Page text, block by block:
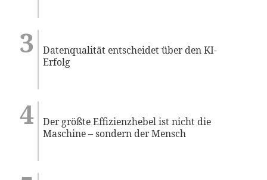
Datenqualität entscheidet über den KI-
Erfolg
Der größte Effizienzhebel ist nicht die
Maschine – sondern der Mensch